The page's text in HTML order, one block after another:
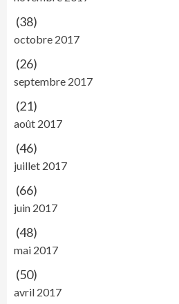
(38)
octobre 2017
(26)
septembre 2017
(21)
août 2017
(46)
juillet 2017
(66)
juin 2017
(48)
mai 2017
(50)
avril 2017